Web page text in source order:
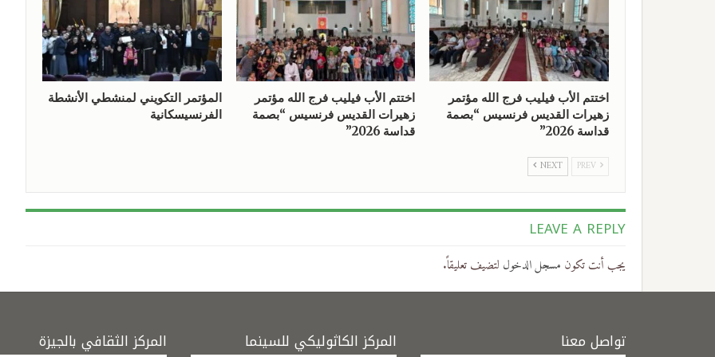
اختتم الأب فيليب فرج الله مؤتمر
زهيرات القديس فرنسيس “بصمة
قداسة 2026”
اختتم الأب فيليب فرج الله مؤتمر
زهيرات القديس فرنسيس “بصمة
قداسة 2026”
المؤتمر التكويني لمنشطي الأنشطة
الفرنسيسكانية
NEXT
LEAVE A REPLY
يجب أنت تكون مسجل الدخول لتضيف تعليقاً.
تواصل معنا المركز الكاثوليكي للسينما المركز الثقافي بالجيزة